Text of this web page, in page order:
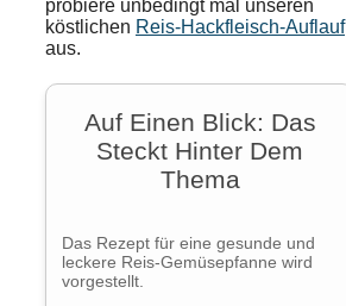
probiere unbedingt mal unseren
köstlichen Reis-Hackfleisch-Auflauf
aus.
Auf Einen Blick: Das
Steckt Hinter Dem
Thema
Das Rezept für eine gesunde und
leckere Reis-Gemüsepfanne wird
vorgestellt.